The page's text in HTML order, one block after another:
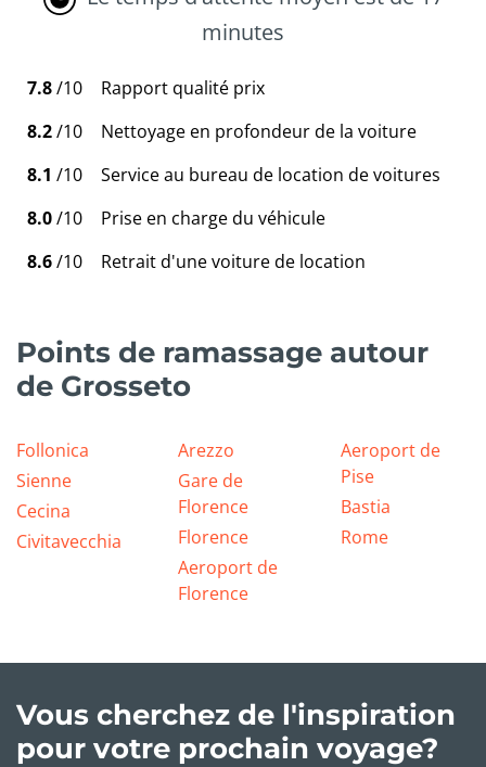
minutes
7.8/10
Rapport qualité prix
8.2/10
Nettoyage en profondeur de la voiture
8.1 /10
Service au bureau de location de voitures
8.0/10
Prise en charge du véhicule
8.6/10 Retrait d'une voiture de location
Points de ramassage autour
de Grosseto
Follonica
Sienne
Cecina
Civitavecchia
Arezzo
Gare de
Florence
Florence
Aeroport de
Florence
Aeroport de
Pise
Bastia
Rome
Vous cherchez de l'inspiration
pour votre prochain voyage?